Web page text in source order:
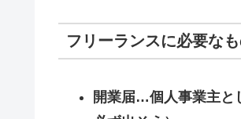
フリーランスに必要な
開業届…個人事業主と